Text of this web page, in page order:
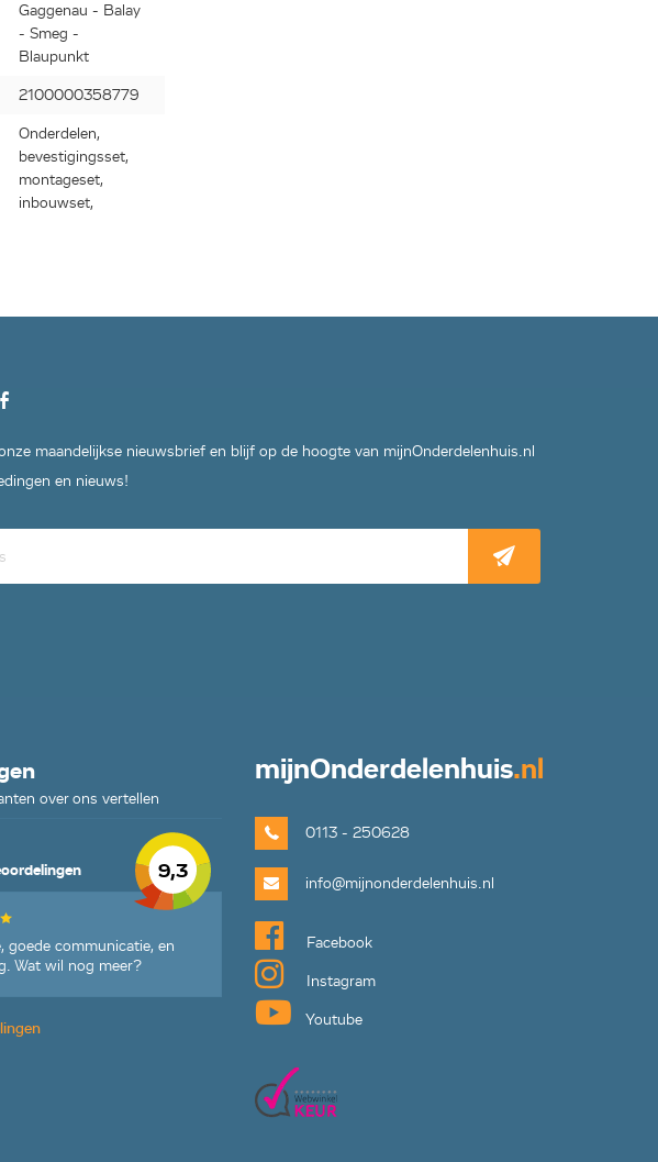
Gaggenau - Balay
- Smeg -
Blaupunkt
2100000358779
Onderdelen,
bevestigingsset,
montageset,
inbouwset,
maandelijkse nieuwsbrief en blijf op de hoogte van mijnOnderdelenhuis.nl
en nieuws!
over ons vertellen
9,3
goede communicatie, en
Wat wil nog meer?
mijnOnderdelenhuis.nl
0113 - 250628
info@mijnonderdelenhuis.nl
Facebook
Instagram
Youtube